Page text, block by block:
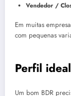
Vendedor /
Em muitas
com pequenas
Perfil
Um bom BDR